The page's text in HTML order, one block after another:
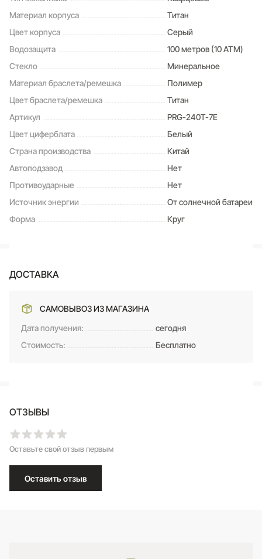
Термометр (-10°C / +60°C) (Датчик измеряет температуру
окружающего воздуха вокруг часов и отображает ее на экране
в градусах °C (диапазон измерений от -10°C до +60°C));
Цифровой компас .
Материал корпуса
Титан
Цвет корпуса
Серый
Водозащита
100 метров (10 ATM)
Стекло
Минеральное
Материал браслета/ремешка
Полимер
Цвет браслета/ремешка
Титан
Артикул
PRG-240T-7E
Цвет циферблата
Белый
Страна производства
Китай
Автоподзавод
Нет
Противоударные
Нет
Источник энергии
От солнечной батареи
Форма
Круг
ДОСТАВКА
САМОВЫВОЗ ИЗ МАГАЗИНА
Дата получения:
сегодня
Стоимость:
Бесплатно
ОТЗЫВЫ
Оставьте свой отзыв первым
Оставить отзыв